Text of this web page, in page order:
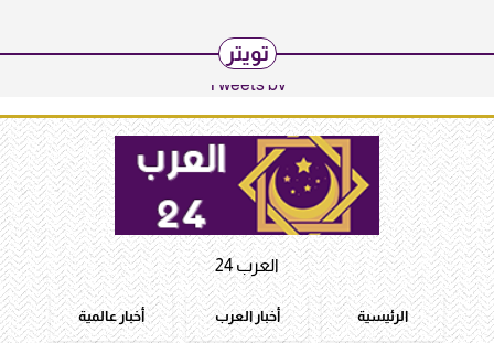
تويتر
Tweets by
العرب 24
الرئيسية أخبار العرب أخبار عالمية